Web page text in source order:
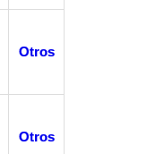
Otros
Otros